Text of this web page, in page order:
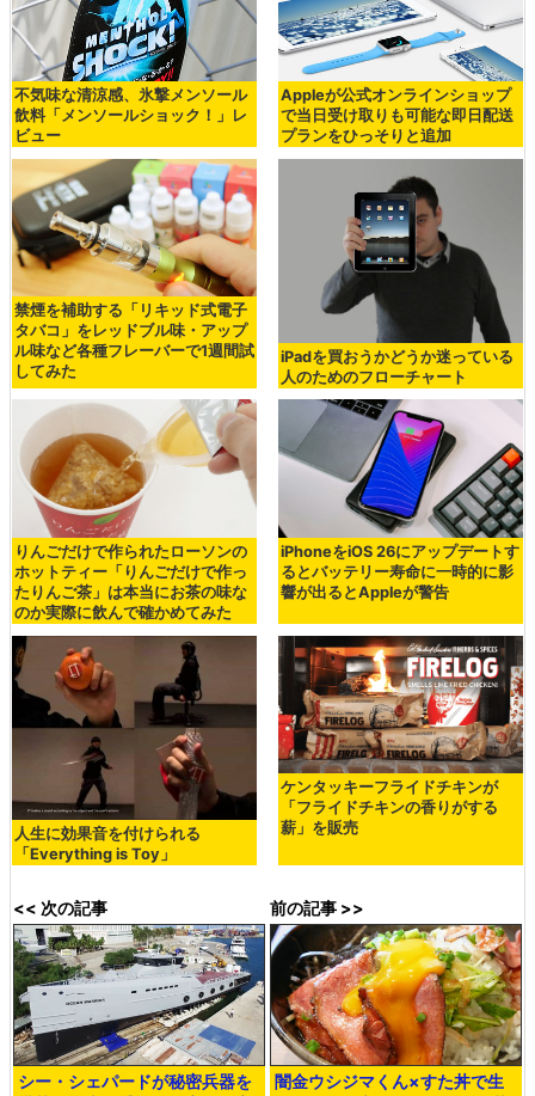
不気味な清涼感、氷撃メンソール
飲料「メンソールショック！」レ
ビュー
Appleが公式オンラインショップ
で当日受け取りも可能な即日配送
プランをひっそりと追加
禁煙を補助する「リキッド式電子
タバコ」をレッドブル味・アップ
ル味など各種フレーバーで1週間試
してみた
iPadを買おうかどうか迷っている
人のためのフローチャート
りんごだけで作られたローソンの
ホットティー「りんごだけで作っ
たりんご茶」は本当にお茶の味な
のか実際に飲んで確かめてみた
iPhoneをiOS 26にアップデートす
るとバッテリー寿命に一時的に影
響が出るとAppleが警告
人生に効果音を付けられる
「Everything is Toy」
ケンタッキーフライドチキンが
「フライドチキンの香りがする
薪」を販売
<< 次の記事
シー・シェパードが秘密兵器を
前の記事 >>
闇金ウシジマくん×すた丼で生